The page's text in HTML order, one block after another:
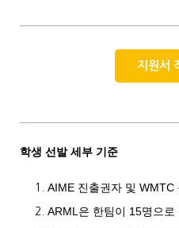
지원서
학생 선발 세부 기준
AIME 진출권자 및 WMTC
ARML은 한팀이 15명으로